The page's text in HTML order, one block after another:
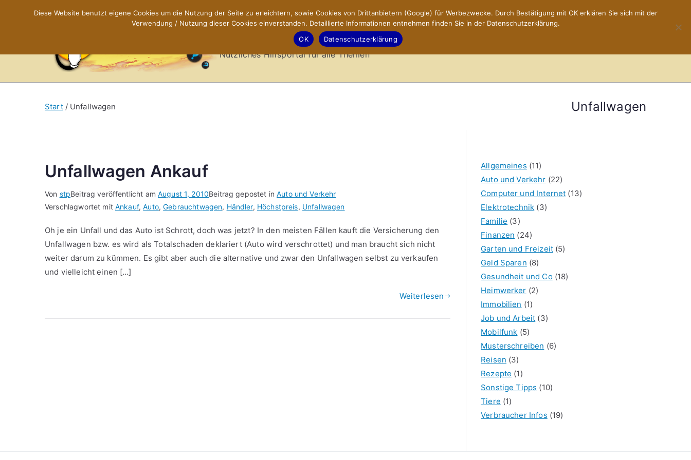
X-Sites.de – Hilfsportal
Nützliches Hilfsportal für alle Themen
Unfallwagen
Start Unfallwagen
Unfallwagen Ankauf
Von stpBeitrag veröffentlicht am August 1, 2010Beitrag gepostet inAuto und Verkehr
Verschlagwortet mitAnkauf,Auto,Gebrauchtwagen, Händler, Höchstpreis, Unfallwagen
Oh je ein Unfall und das Auto ist Schrott, doch was jetzt? In den meisten Fällen kauft die Versicherung den
Unfallwagen bzw. es wird als Totalschaden deklariert (Auto wird verschrottet) und man braucht sich nicht
weiter darum zu kümmen. Es gibt aber auch die alternative und zwar den Unfallwagen selbst zu verkaufen
und vielleicht einen […]
Weiterlesen
Allgemeines (11)
Auto und Verkehr (22)
Computer und Internet (13)
Elektrotechnik (3)
Familie (3)
Finanzen (24)
Garten und Freizeit(5)
Geld Sparen (8)
Gesundheit und Co(18)
Heimwerker (2)
Immobilien (1)
Job und Arbeit (3)
Mobilfunk (5)
Musterschreiben (6)
Reisen (3)
Rezepte (1)
Sonstige Tipps (10)
Tiere (1)
Verbraucher Infos (19)
Diese Website benutzt eigene Cookies um die Nutzung der Seite zu erleichtern, sowie Cookies von Drittanbietern (Google) für Werbezwecke. Durch Bestätigung mit OK erklären Sie sich mit der
Verwendung / Nutzung dieser Cookies einverstanden. Detaillierte Informationen entnehmen finden Sie in der Datenschutzerklärung.
OK
Datenschutzerklärung